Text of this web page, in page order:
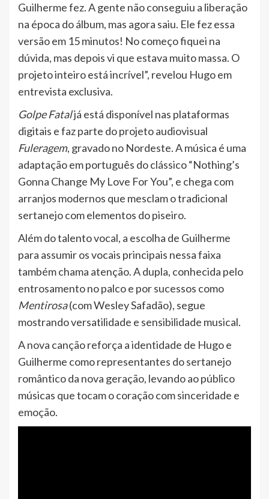
Guilherme fez. A gente não conseguiu a liberação
na época do álbum, mas agora saiu. Ele fez essa
versão em 15 minutos! No começo fiquei na
dúvida, mas depois vi que estava muito massa. O
projeto inteiro está incrível”, revelou Hugo em
entrevista exclusiva.
Golpe Fataljá está disponível nas plataformas
digitais e faz parte do projeto audiovisual
Fuleragem, gravado no Nordeste. A música é uma
adaptação em português do clássico “Nothing’s
Gonna Change My Love For You”, e chega com
arranjos modernos que mesclam o tradicional
sertanejo com elementos do piseiro.
Além do talento vocal, a escolha de Guilherme
para assumir os vocais principais nessa faixa
também chama atenção. A dupla, conhecida pelo
entrosamento no palco e por sucessos como
Mentirosa(com Wesley Safadão), segue
mostrando versatilidade e sensibilidade musical.
A nova canção reforça a identidade de Hugo e
Guilherme como representantes do sertanejo
romântico da nova geração, levando ao público
músicas que tocam o coração com sinceridade e
emoção.